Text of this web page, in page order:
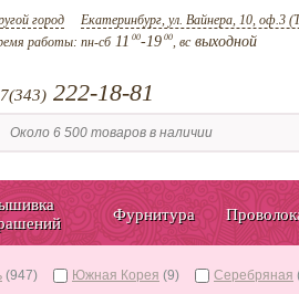
город Екатеринбург, ул. Вайнера, 10, оф.3
работы: пн-сб11 00-19 00, всвыходной
222-18-81
Фурнитура
(947) Южная Корея (9) Серебряная